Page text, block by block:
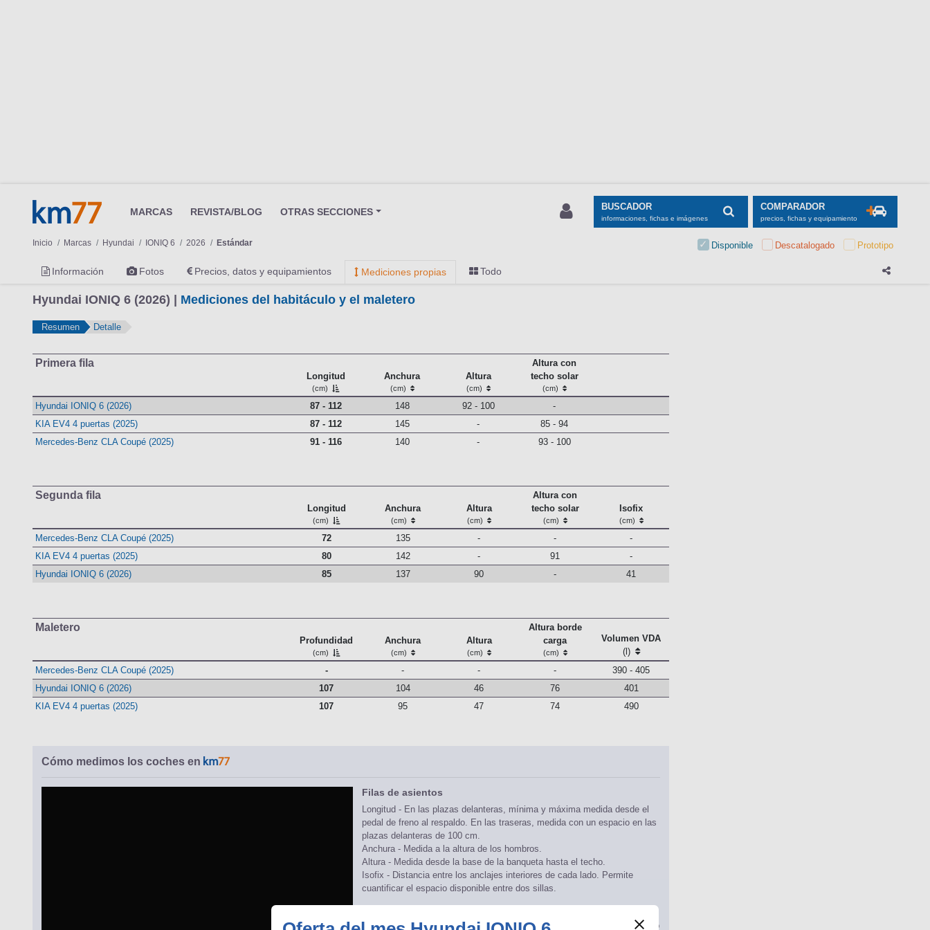
MARCAS REVISTA/BLOG OTRAS SECCIONES BUSCADOR
informaciones, fichas e imágenes
COMPARADOR
precios, fichas y equipamiento
Inicio Marcas Hyundai IONIQ 6 2026 Estándar Disponible Descatalogado Prototipo
Información Fotos Precios, datos y equipamientos Mediciones propias Todo
Hyundai IONIQ 6 (2026) | Mediciones del habitáculo y el maletero
Resumen Detalle
Primera fila
Longitud
(cm)
Anchura
(cm)
Altura
(cm)
Altura con
techo solar
(cm)
Hyundai IONIQ 6 (2026) 87 - 112 148 92 - 100
-
KIA EV4 4 puertas (2025)
87 - 112 145 -
85 - 94
Mercedes-Benz CLA Coupé (2025)
91 - 116 140 - 93 - 100
Segunda fila
Longitud
(cm)
Anchura
(cm)
Altura
(cm)
Altura con
techo solar
(cm)
Isofix
(cm)
Mercedes-Benz CLA Coupé (2025) 72 135 - -
-
KIA EV4 4 puertas (2025)
80 142 - 91
-
Hyundai IONIQ 6 (2026)
85 137 90 - 41
Maletero
Profundidad
(cm)
Anchura
(cm)
Altura
(cm)
Altura borde
carga
(cm)
Volumen VDA
(l)
Mercedes-Benz CLA Coupé (2025)
- - - -
390 - 405
Hyundai IONIQ 6 (2026)
107 104 46 76
401
KIA EV4 4 puertas (2025)
107 95 47 74 490
Cómo medimos los coches en
Filas de asientos
Longitud - En las plazas delanteras, mínima y máxima medida desde el
pedal de freno al respaldo. En las traseras, medida con un espacio en las
plazas delanteras de 100 cm.
Anchura - Medida a la altura de los hombros.
Altura - Medida desde la base de la banqueta hasta el techo.
Isofix - Distancia entre los anclajes interiores de cada lado. Permite
cuantificar el espacio disponible entre dos sillas.
Las medidas de anchura y profundidad son las mínima y máxima. Cuando